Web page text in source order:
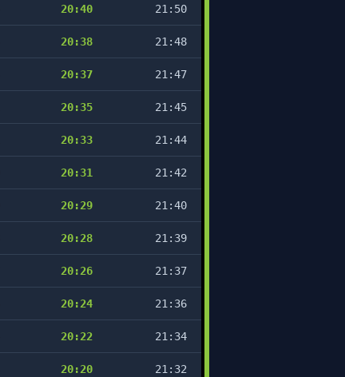
20:40 21:50
20:38 21:48
20:37 21:47
20:35 21:45
20:33 21:44
20:31 21:42
20:29 21:40
20:28 21:39
20:26 21:37
20:24 21:36
20:22 21:34
20:20 21:32